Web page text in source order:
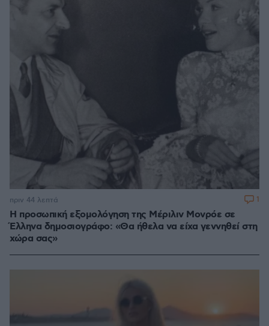
Η προσωπική εξομολόγηση της Μέριλιν Μονρόε σε
Έλληνα δημοσιογράφο: «Θα ήθελα να είχα γεννηθεί στη
χώρα σας»
πριν 44 λεπτά 1